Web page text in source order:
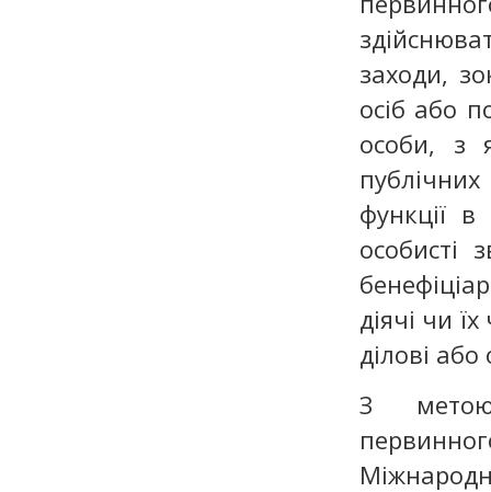
заходи,
осіб або
особи, з
функції в
особисті
діячі чи
ділові
З метою